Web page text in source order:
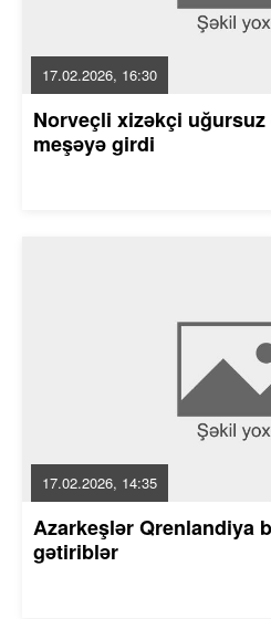
17.02.2026, 16:30
Norveçli xizəkçi uğursuz
meşəyə girdi
17.02.2026, 14:35
Azarkeşlər Qrenlandiya
gətiriblər